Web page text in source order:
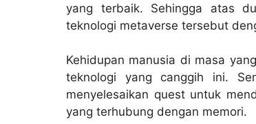
yang terbaik. Sehingga atas
teknologi metaverse tersebut
Kehidupan manusia di masa
teknologi yang canggih ini.
menyelesaikan quest untuk
yang terhubung dengan memori.